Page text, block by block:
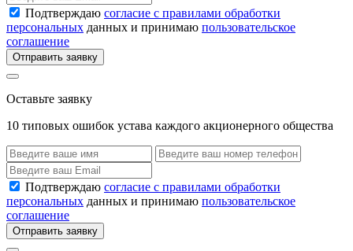
Подтверждаю согласие с правилами обработки
персональных данных и принимаю пользовательское
соглашение
Отправить заявку
Оставьте заявку
10 типовых ошибок устава каждого акционерного общества
Подтверждаю согласие с правилами обработки
персональных данных и принимаю пользовательское
соглашение
Отправить заявку